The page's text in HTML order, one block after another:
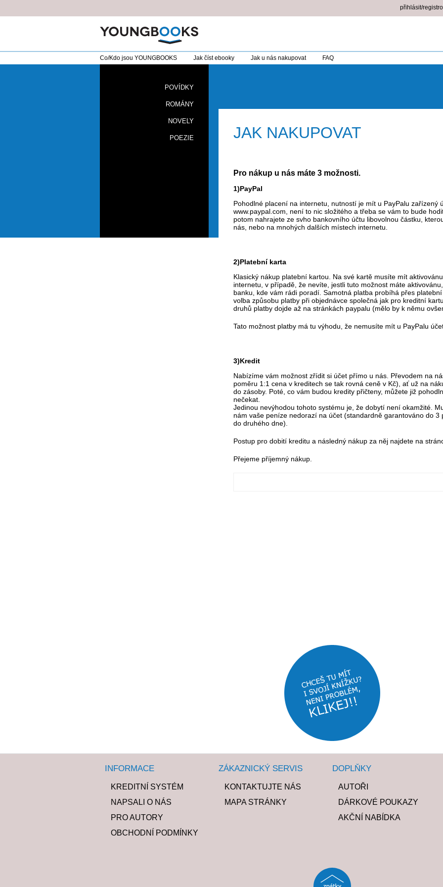
přihlásit/
Co/Kdo jsou YOUNGBOOKS Jak číst ebooky Jak u nás nakupovat FAQ
POVÍDKY
ROMÁNY
NOVELY
POEZIE JAK NAKUPOVAT
Pro nákup u nás máte 3 možnosti.
1)PayPal
Pohodlné placení na internetu, nutností je mít u PayPalu zařízený
www.paypal.com, není to nic složitého a třeba se vám to bude
potom nahrajete ze svho bankovního účtu libovolnou částku,
nás, nebo na mnohých dalších místech internetu.
2)Platební karta
Klasický nákup platební kartou. Na své kartě musíte mít
internetu, v případě, že nevíte, jestli tuto možnost máte
banku, kde vám rádi poradí. Samotná platba probíhá přes
volba způsobu platby při objednávce společná jak pro kreditní
druhů platby dojde až na stránkách paypalu (mělo by k němu
Tato možnost platby má tu výhodu, že nemusíte mít u PayPalu
3)Kredit
Nabízíme vám možnost zřídit si účet přímo u nás. Převodem na
poměru 1:1 cena v kreditech se tak rovná ceně v Kč), ať už na
do zásoby. Poté, co vám budou kredity přičteny, můžete již
nečekat.
Jedinou nevýhodou tohoto systému je, že dobytí není okamžité.
nám vaše peníze nedorazí na účet (standardně garantováno do 3
do druhého dne).
Postup pro dobití kreditu a následný nákup za něj najdete na
Přejeme příjemný nákup.
INFORMACE
KREDITNÍ SYSTÉM
NAPSALI O NÁS
PRO AUTORY
OBCHODNÍ PODMÍNKY
ZÁKAZNICKÝ SERVIS
KONTAKTUJTE NÁS
MAPA STRÁNKY
DOPLŇKY
AUTOŘI
DÁRKOVÉ POUKAZY
AKČNÍ NABÍDKA